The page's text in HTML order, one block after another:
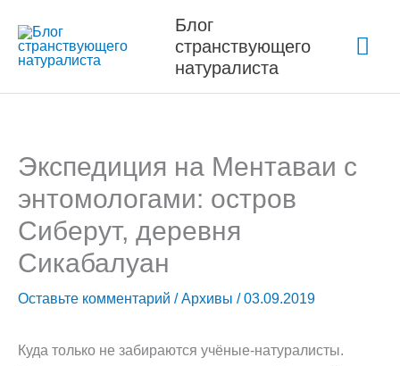
содержимому
Блог
странствующего
натуралиста
Экспедиция на Ментаваи с
энтомологами: остров
Сиберут, деревня
Сикабалуан
Оставьте комментарий /Архивы /03.09.2019
Куда только не забираются учёные-натуралисты.